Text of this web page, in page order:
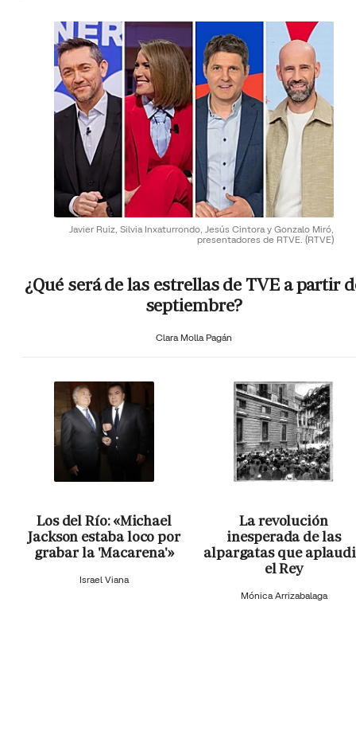
Javier Ruiz, Silvia Inxaturrondo, Jesús Cintora y Gonzalo Miró,
presentadores de RTVE. (RTVE)
¿Qué será de las estrellas de TVE a partir
septiembre?
Clara Molla Pagán
Los del Río: «Michael
Jackson estaba loco por
grabar la 'Macarena'»
Israel Viana
La revolución
inesperada de las
alpargatas que
el Rey
Mónica Arrizabalaga